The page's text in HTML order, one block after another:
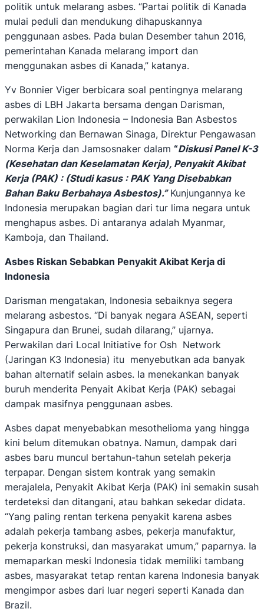
politik untuk melarang asbes. “Partai politik di Kanada
mulai peduli dan mendukung dihapuskannya
penggunaan asbes. Pada bulan Desember tahun 2016,
pemerintahan Kanada melarang import dan
menggunakan asbes di Kanada,” katanya.
Yv Bonnier Viger berbicara soal pentingnya melarang
asbes di LBH Jakarta bersama dengan Darisman,
perwakilan Lion Indonesia – Indonesia Ban Asbestos
Networking dan Bernawan Sinaga, Direktur Pengawasan
Norma Kerja dan Jamsosnaker dalam “Diskusi Panel K-3
(Kesehatan dan Keselamatan Kerja), Penyakit Akibat
Kerja (PAK) : (Studi kasus : PAK Yang Disebabkan
Bahan Baku Berbahaya Asbestos).”Kunjungannya ke
Indonesia merupakan bagian dari tur lima negara untuk
menghapus asbes. Di antaranya adalah Myanmar,
Kamboja, dan Thailand.
Asbes Riskan Sebabkan Penyakit Akibat Kerja di
Indonesia
Darisman mengatakan, Indonesia sebaiknya segera
melarang asbestos. “Di banyak negara ASEAN, seperti
Singapura dan Brunei, sudah dilarang,” ujarnya.
Perwakilan dari Local Initiative for Osh Network
(Jaringan K3 Indonesia) itu menyebutkan ada banyak
bahan alternatif selain asbes. Ia menekankan banyak
buruh menderita Penyait Akibat Kerja (PAK) sebagai
dampak masifnya penggunaan asbes.
Asbes dapat menyebabkan mesothelioma yang hingga
kini belum ditemukan obatnya. Namun, dampak dari
asbes baru muncul bertahun-tahun setelah pekerja
terpapar. Dengan sistem kontrak yang semakin
merajalela, Penyakit Akibat Kerja (PAK) ini semakin susah
terdeteksi dan ditangani, atau bahkan sekedar didata.
“Yang paling rentan terkena penyakit karena asbes
adalah pekerja tambang asbes, pekerja manufaktur,
pekerja konstruksi, dan masyarakat umum,” paparnya. Ia
memaparkan meski Indonesia tidak memiliki tambang
asbes, masyarakat tetap rentan karena Indonesia banyak
mengimpor asbes dari luar negeri seperti Kanada dan
Brazil.